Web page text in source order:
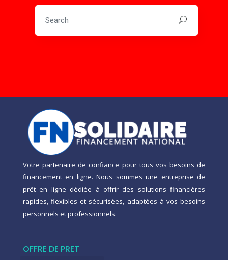
Votre partenaire de confiance pour tous vos besoins de
financement en ligne. Nous sommes une entreprise de
prêt en ligne dédiée à offrir des solutions financières
rapides, flexibles et sécurisées, adaptées à vos besoins
personnels et professionnels.
OFFRE DE PRET